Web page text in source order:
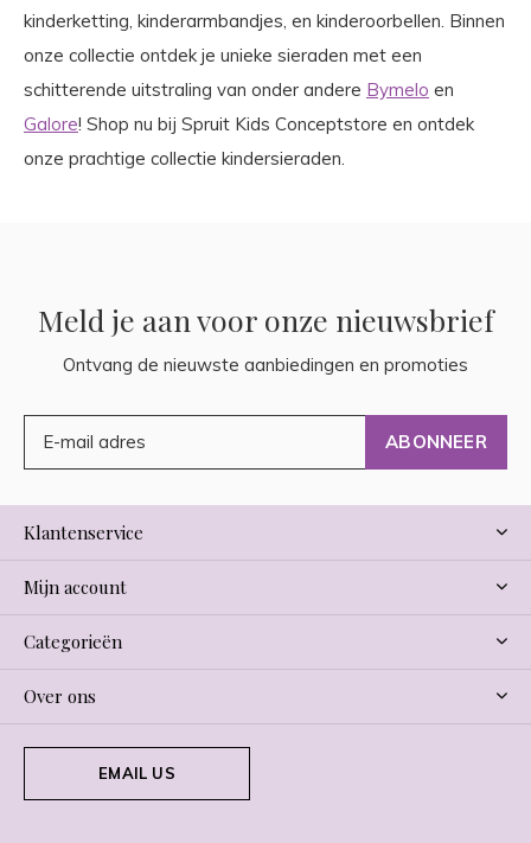
kinderketting, kinderarmbandjes, en kinderoorbellen. Binnen
onze collectie ontdek je unieke sieraden met een
schitterende uitstraling van onder andere Bymelo en
Galore! Shop nu bij Spruit Kids Conceptstore en ontdek
onze prachtige collectie kindersieraden.
Meld je aan voor onze nieuwsbrief
Ontvang de nieuwste aanbiedingen en promoties
ABONNEER
Klantenservice
Mijn account
Categorieën
Over ons
EMAIL US